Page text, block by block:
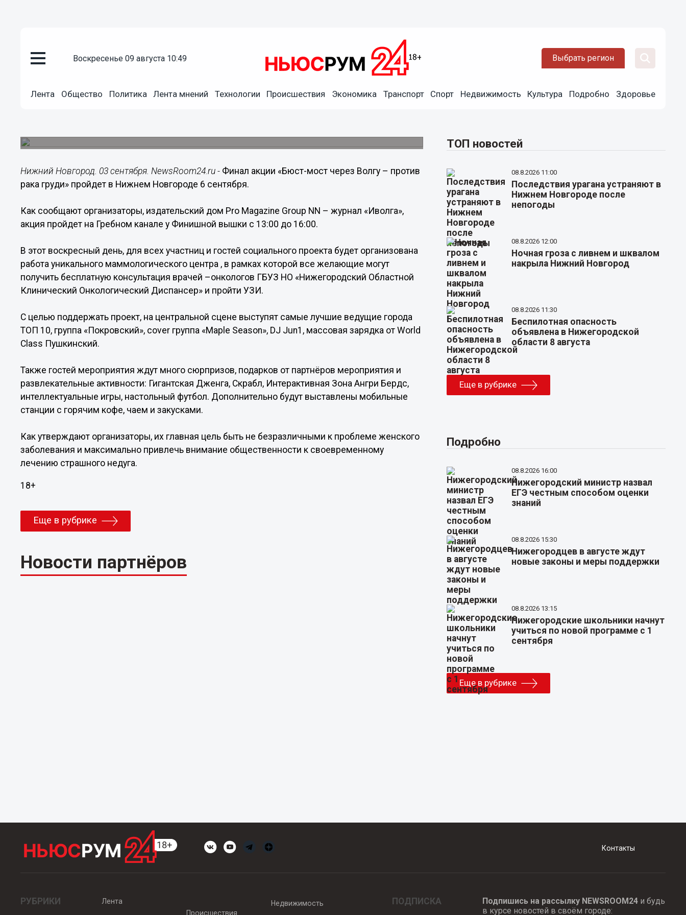
воскресенье 09 августа 10:49 Выбрать регион
Лента Общество Политика Лента мнений Технологии Происшествия Экономика Транспорт Спорт Недвижимость Культура Подробно Здоровье
Финал акции «Бюст-мост через Волгу – против рака груди»
Нижний Новгород. 03 сентября. NewsRoom24.ru - Финал акции «Бюст-мост через Волгу – против
рака груди» пройдет в Нижнем Новгороде 6 сентября.
Как сообщают организаторы, издательский дом Pro Magazine Group NN – журнал «Иволга»,
акция пройдет на Гребном канале у Финишной вышки с 13:00 до 16:00.
В этот воскресный день, для всех участниц и гостей социального проекта будет организована
работа уникального маммологического центра , в рамках которой все желающие могут
получить бесплатную консультация врачей –онкологов ГБУЗ НО «Нижегородский Областной
Клинический Онкологический Диспансер» и пройти УЗИ.
С целью поддержать проект, на центральной сцене выступят самые лучшие ведущие города
ТОП 10, группа «Покровский», cover группа «Maple Season», DJ Jun1, массовая зарядка от World
Class Пушкинский.
Также гостей мероприятия ждут много сюрпризов, подарков от партнёров мероприятия и
развлекательные активности: Гигантская Дженга, Скрабл, Интерактивная Зона Ангри Бердс,
интеллектуальные игры, настольный футбол. Дополнительно будут выставлены мобильные
станции с горячим кофе, чаем и закусками.
Как утверждают организаторы, их главная цель быть не безразличными к проблеме женского
заболевания и максимально привлечь внимание общественности к своевременному
лечению страшного недуга.
18+
Еще в рубрике
Новости партнёров
ТОП новостей
08.8.2026 11:00
Последствия урагана устраняют в
Нижнем Новгороде после
непогоды
08.8.2026 12:00
Ночная гроза с ливнем и шквалом
накрыла Нижний Новгород
08.8.2026 11:30
Беспилотная опасность
объявлена в Нижегородской
области 8 августа
Еще в рубрике
Подробно
08.8.2026 16:00
Нижегородский министр назвал
ЕГЭ честным способом оценки
знаний
08.8.2026 15:30
Нижегородцев в августе ждут
новые законы и меры поддержки
08.8.2026 13:15
Нижегородские школьники начнут
учиться по новой программе с 1
сентября
Еще в рубрике
Контакты
РУБРИКИ
Лента
Происшествия
Недвижимость ПОДПИСКА Подпишись на рассылку NEWSROOM24и будь
в курсе новостей в своём городе: